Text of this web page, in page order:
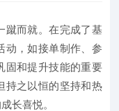
蹴而就。在完成了基
动，如接单制作、参
固和提升技能的重要
持之以恒的坚持和热
长喜悦。